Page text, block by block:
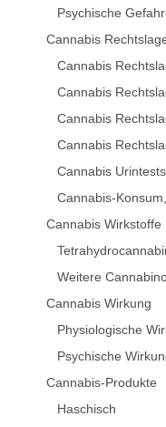
Psychische
Cannabis
Cannabis
Cannabis
Cannabis
Cannabis
Cannabis Urintests
Cannabis-
Cannabis Wirkstoffe
Weitere
Cannabis Wirkung
Physiologische
Psychische
Cannabis-Produkte
Haschisch